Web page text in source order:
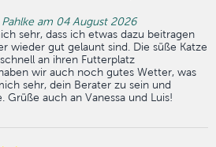
am 04 August 2026
sehr, dass ich etwas dazu beitragen
wieder gut gelaunt sind. Die süße Katze
an ihren Futterplatz
wir auch noch gutes Wetter, was
sehr, dein Berater zu sein und
auch an Vanessa und Luis!